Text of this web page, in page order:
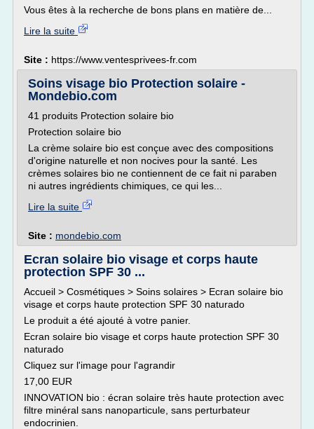
Vous êtes à la recherche de bons plans en matière de...
Lire la suite
Site : https://www.ventesprivees-fr.com
Soins visage bio Protection solaire -
Mondebio.com
41 produits Protection solaire bio
Protection solaire bio
La crème solaire bio est conçue avec des compositions
d'origine naturelle et non nocives pour la santé. Les
crèmes solaires bio ne contiennent de ce fait ni paraben
ni autres ingrédients chimiques, ce qui les...
Lire la suite
Site : mondebio.com
Ecran solaire bio visage et corps haute
protection SPF 30 ...
Accueil > Cosmétiques > Soins solaires > Ecran solaire bio
visage et corps haute protection SPF 30 naturado
Le produit a été ajouté à votre panier.
Ecran solaire bio visage et corps haute protection SPF 30
naturado
Cliquez sur l'image pour l'agrandir
17,00 EUR
INNOVATION bio : écran solaire très haute protection avec
filtre minéral sans nanoparticule, sans perturbateur
endocrinien.